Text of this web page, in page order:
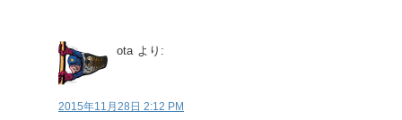
ota より:
2015年11月28日 2:12 PM